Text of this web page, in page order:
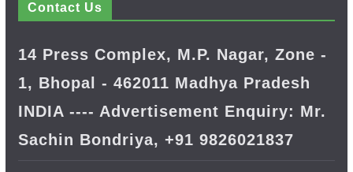
Contact Us
14 Press Complex, M.P. Nagar, Zone -
1, Bhopal - 462011 Madhya Pradesh
INDIA ---- Advertisement Enquiry: Mr.
Sachin Bondriya, +91 9826021837